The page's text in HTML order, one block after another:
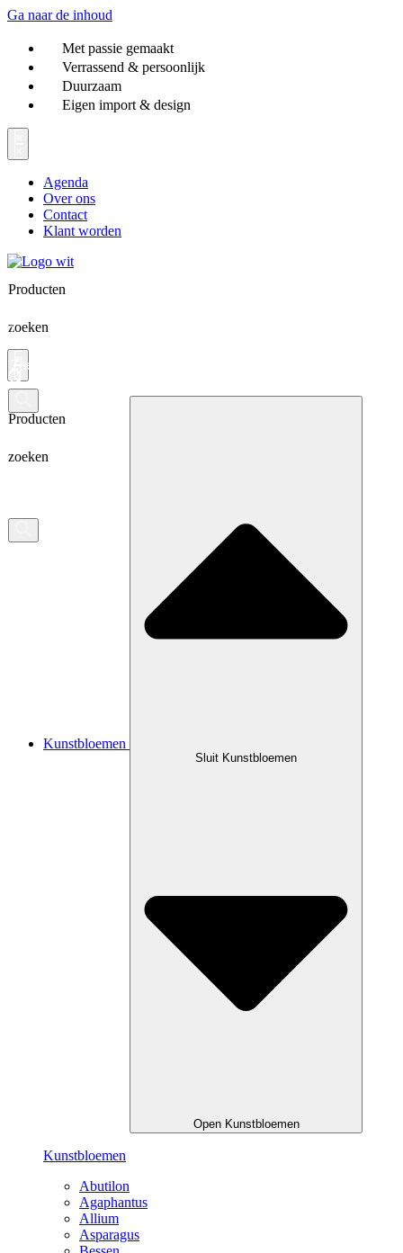
Ga naar de inhoud
Met passie gemaakt
Verrassend & persoonlijk
Duurzaam
Eigen import & design
Agenda
Over ons
Contact
Klant worden
Producten
zoeken
Producten
zoeken
Kunstbloemen
Sluit Kunstbloemen
Open Kunstbloemen
Kunstbloemen
Abutilon
Agaphantus
Allium
Asparagus